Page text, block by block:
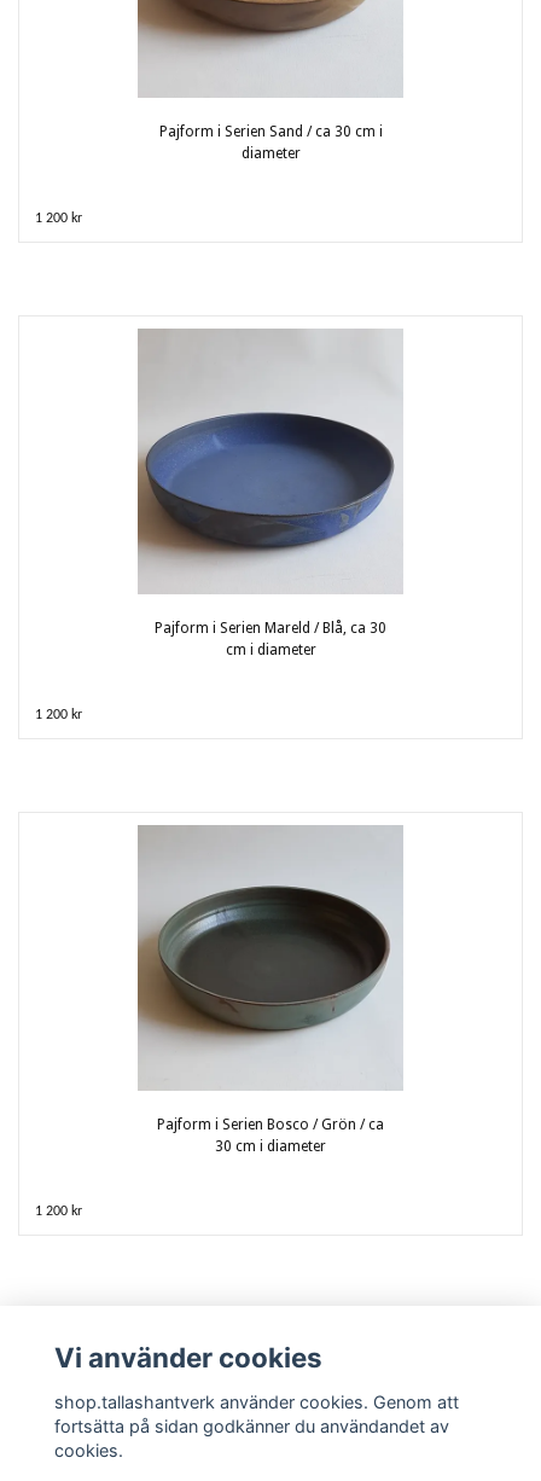
Pajform i Serien Sand / ca 30 cm i
diameter
1 200 kr
Pajform i Serien Mareld / Blå, ca 30
cm i diameter
1 200 kr
Pajform i Serien Bosco / Grön / ca
30 cm i diameter
1 200 kr
Vi använder cookies
shop.tallashantverk använder cookies. Genom att
fortsätta på sidan godkänner du användandet av
cookies.